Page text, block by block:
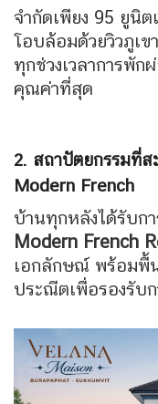
จำกัดเพียง 95 ยูนิต
โอบล้อมด้วยวิวภูเ
ทุกช่วงเวลาการพั
คุณค่าที่สุด
2. สถาปัตยกรรมที่ส
Modern French
บ้านทุกหลังได้รับก
Modern French
เอกลักษณ์ พร้อมพื้
ประณีตเพื่อรองรับ